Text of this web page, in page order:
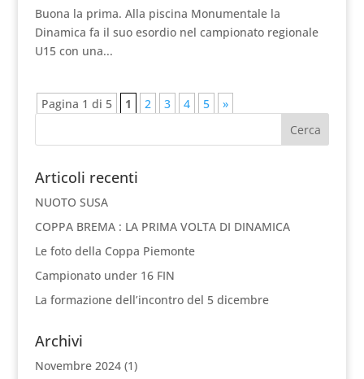
Buona la prima. Alla piscina Monumentale la
Dinamica fa il suo esordio nel campionato regionale
U15 con una...
Pagina 1 di 5 1 2 3 4 5 »
Articoli recenti
NUOTO SUSA
COPPA BREMA : LA PRIMA VOLTA DI DINAMICA
Le foto della Coppa Piemonte
Campionato under 16 FIN
La formazione dell’incontro del 5 dicembre
Archivi
Novembre 2024(1)